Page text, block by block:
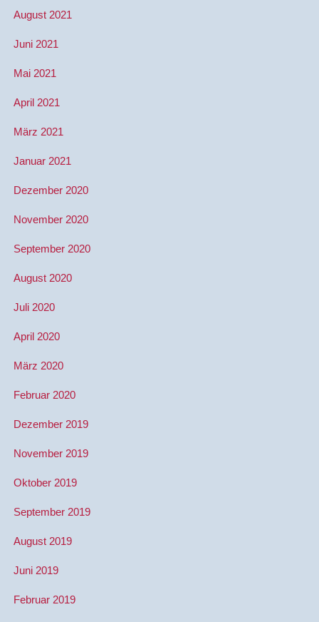
August 2021
Juni 2021
Mai 2021
April 2021
März 2021
Januar 2021
Dezember 2020
November 2020
September 2020
August 2020
Juli 2020
April 2020
März 2020
Februar 2020
Dezember 2019
November 2019
Oktober 2019
September 2019
August 2019
Juni 2019
Februar 2019